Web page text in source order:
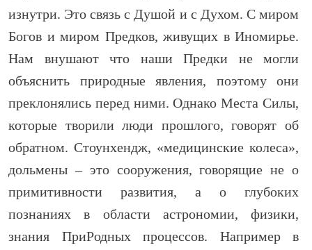
изнутри. Это связь с Душой и с Духом. С миром
Богов и миром Предков, живущих в Иномирье.
Нам внушают что наши Предки не могли
объяснить природные явления, поэтому они
преклонялись перед ними. Однако Места Силы,
которые творили люди прошлого, говорят об
обратном. Стоунхендж, «медицинские колеса»,
дольмены – это сооружения, говорящие не о
примитивности развития, а о глубоких
познаниях в области астрономии, физики,
знания ПриРодных процессов. Например в